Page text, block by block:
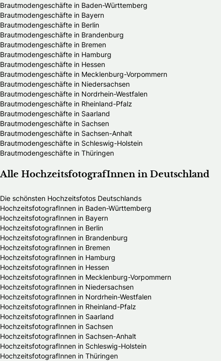
Brautmodengeschäfte in Baden-Württemberg
Brautmodengeschäfte in Bayern
Brautmodengeschäfte in Berlin
Brautmodengeschäfte in Brandenburg
Brautmodengeschäfte in Bremen
Brautmodengeschäfte in Hamburg
Brautmodengeschäfte in Hessen
Brautmodengeschäfte in Mecklenburg-Vorpommern
Brautmodengeschäfte in Niedersachsen
Brautmodengeschäfte in Nordrhein-Westfalen
Brautmodengeschäfte in Rheinland-Pfalz
Brautmodengeschäfte in Saarland
Brautmodengeschäfte in Sachsen
Brautmodengeschäfte in Sachsen-Anhalt
Brautmodengeschäfte in Schleswig-Holstein
Brautmodengeschäfte in Thüringen
Alle HochzeitsfotografInnen in Deutschland
Die schönsten Hochzeitsfotos Deutschlands
HochzeitsfotografInnen in Baden-Württemberg
HochzeitsfotografInnen in Bayern
HochzeitsfotografInnen in Berlin
HochzeitsfotografInnen in Brandenburg
HochzeitsfotografInnen in Bremen
HochzeitsfotografInnen in Hamburg
HochzeitsfotografInnen in Hessen
HochzeitsfotografInnen in Mecklenburg-Vorpommern
HochzeitsfotografInnen in Niedersachsen
HochzeitsfotografInnen in Nordrhein-Westfalen
HochzeitsfotografInnen in Rheinland-Pfalz
HochzeitsfotografInnen in Saarland
HochzeitsfotografInnen in Sachsen
HochzeitsfotografInnen in Sachsen-Anhalt
HochzeitsfotografInnen in Schleswig-Holstein
HochzeitsfotografInnen in Thüringen